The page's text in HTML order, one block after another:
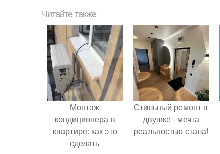
Читайте также
Монтаж
кондиционера в
квартире: как это
сделать
Стильный ремонт в
двушке - мечта
реальностью стала!